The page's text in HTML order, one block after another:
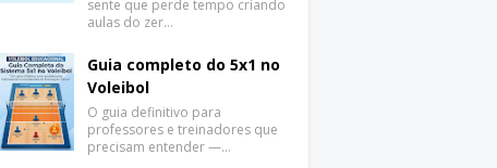
sente que perde tempo criando
aulas do zer…
Guia completo do 5x1 no
Voleibol
O guia definitivo para
professores e treinadores que
precisam entender —…